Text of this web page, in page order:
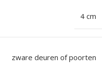
4 cm
zware deuren of poorten